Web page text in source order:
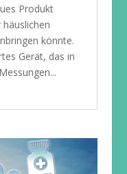
Produkt
könnte.
Gerät, das in